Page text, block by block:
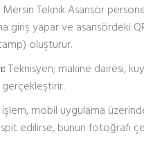
Mersin Teknik Asansör
giriş yapar ve asansördeki
oluşturur.
Teknisyen; makine dairesi,
gerçekleştirir.
işlem, mobil uygulama
edilirse, bunun fotoğrafı